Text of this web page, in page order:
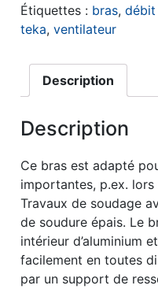
Étiquettes : bras,
teka,ventilateur
Description
Description
Ce bras est adapté
importantes, p.ex.
Travaux de soudage
de soudure épais. Le
intérieur d’aluminium
facilement en toutes
par un support de